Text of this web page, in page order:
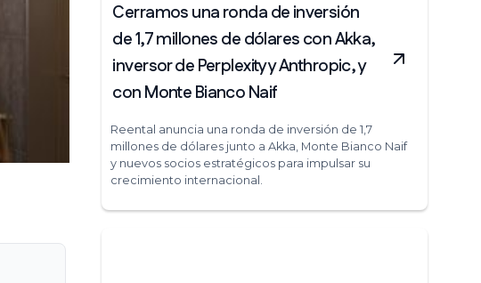
Cerramos una ronda de inversión
de 1,7 millones de dólares con Akka,
inversor de Perplexity y Anthropic, y
con Monte Bianco Naif
Reental anuncia una ronda de inversión de 1,7
millones de dólares junto a Akka, Monte Bianco Naif
y nuevos socios estratégicos para impulsar su
crecimiento internacional.